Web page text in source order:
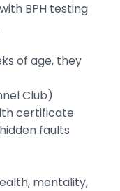
BPH testing
of age, they
Club)
certificate
faults
mentality,